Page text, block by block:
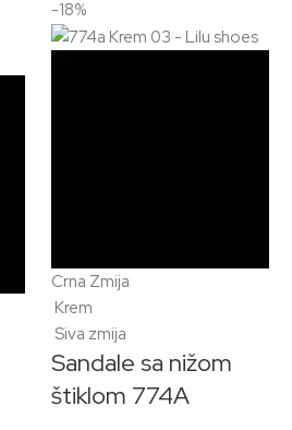
OVDE
-18%
Crna Zmija
Krem
Siva zmija
Sandale sa nižom
štiklom 774A